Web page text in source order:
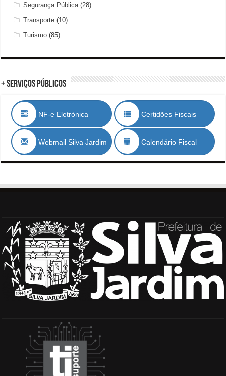
Segurança Pública (28)
Transporte (10)
Turismo (85)
+ Serviços Públicos
NF-e Eletrónica Certidões Fiscais
Webmail Silva Jardim Calendário Fiscal